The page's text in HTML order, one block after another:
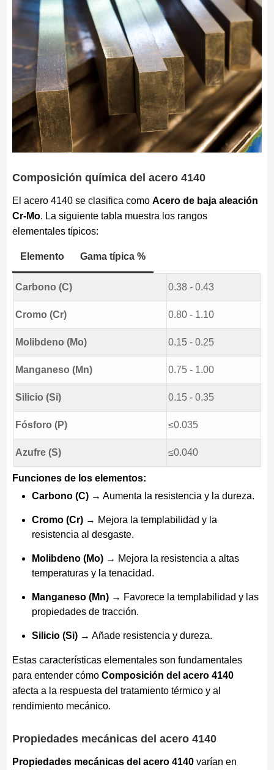
Composición química del acero 4140
El acero 4140 se clasifica como Acero de baja aleación
Cr-Mo. La siguiente tabla muestra los rangos
elementales típicos:
Elemento Gama típica %
Carbono (C) 0.38 - 0.43
Cromo (Cr) 0.80 - 1.10
Molibdeno (Mo) 0.15 - 0.25
Manganeso (Mn) 0.75 - 1.00
Silicio (Si) 0.15 - 0.35
Fósforo (P) ≤0.035
Azufre (S) ≤0.040
Funciones de los elementos:
Carbono (C)→ Aumenta la resistencia y la dureza.
Cromo (Cr)→ Mejora la templabilidad y la
resistencia al desgaste.
Molibdeno (Mo)→ Mejora la resistencia a altas
temperaturas y la tenacidad.
Manganeso (Mn)→ Favorece la templabilidad y las
propiedades de tracción.
Silicio (Si)→ Añade resistencia y dureza.
Estas características elementales son fundamentales
para entender cómo Composición del acero 4140
afecta a la respuesta del tratamiento térmico y al
rendimiento mecánico.
Propiedades mecánicas del acero 4140
Propiedades mecánicas del acero 4140 varían en